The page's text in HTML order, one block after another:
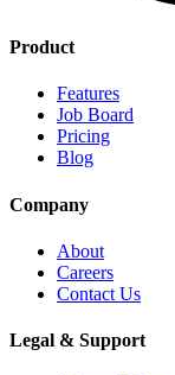
Product
Features
Job Board
Pricing
Blog
Company
About
Careers
Contact Us
Legal & Support